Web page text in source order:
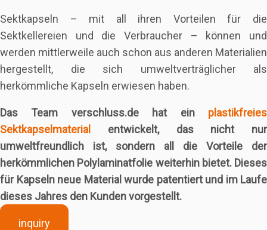
Sektkapseln – mit all ihren Vorteilen für die
Sektkellereien und die Verbraucher – können und
werden mittlerweile auch schon aus anderen Materialien
hergestellt, die sich umweltverträglicher als
herkömmliche Kapseln erwiesen haben.
Das Team verschluss.de hat ein plastikfreies
Sektkapselmaterial
entwickelt, das nicht nur
umweltfreundlich ist, sondern all die Vorteile der
herkömmlichen Polylaminatfolie weiterhin bietet. Dieses
für Kapseln neue Material wurde patentiert und im Laufe
dieses Jahres den Kunden vorgestellt.
inquiry